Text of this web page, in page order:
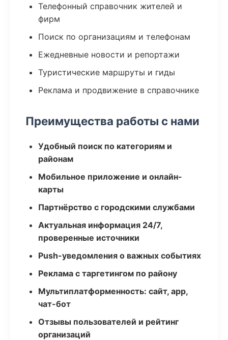
Телефонный справочник жителей и
фирм
Поиск по организациям и телефонам
Ежедневные новости и репортажи
Туристические маршруты и гиды
Реклама и продвижение в справочнике
Преимущества работы с нами
Удобный поиск по категориям и
районам
Мобильное приложение и онлайн-
карты
Партнёрство с городскими службами
Актуальная информация 24/7,
проверенные источники
Push-уведомления о важных событиях
Реклама с таргетингом по району
Мультиплатформенность: сайт, app,
чат-бот
Отзывы пользователей и рейтинг
организаций